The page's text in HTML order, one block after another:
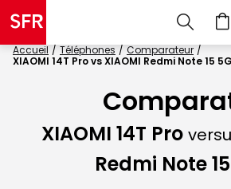
Accueil Téléphones
Comparateur
XIAOMI 14T Pro vs XIAOMI Redmi Note 15 5G
XIAOMI 14T Pro
Redmi Note